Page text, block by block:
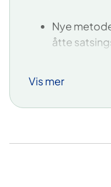
Nye
åtte
strategien.
Som et
av
Vis mer